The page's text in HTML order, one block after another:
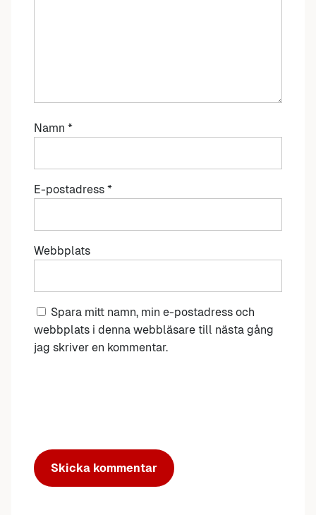
Namn *
E-postadress *
Webbplats
Spara mitt namn, min e-postadress och
webbplats i denna webbläsare till nästa gång
jag skriver en kommentar.